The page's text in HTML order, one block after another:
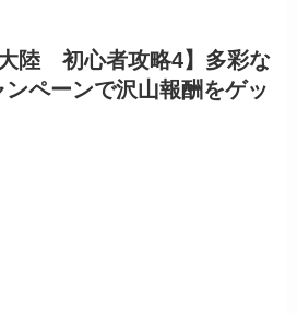
大陸 初心者攻略4】多彩な
ンペーンで沢山報酬をゲッ